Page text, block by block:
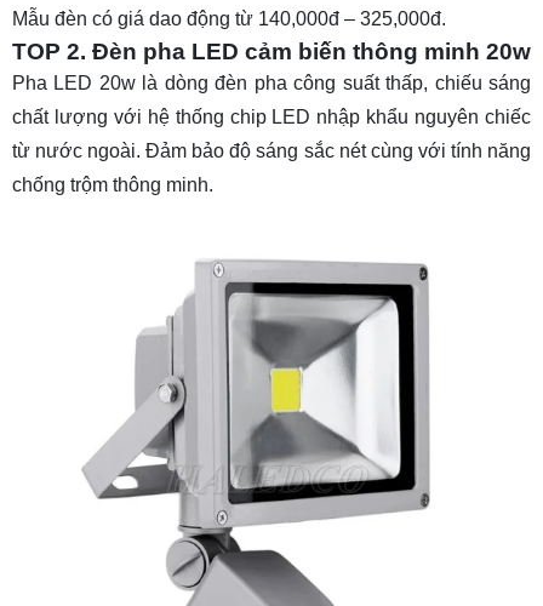
Mẫu đèn có giá dao động từ 140,000đ – 325,000đ.
TOP 2. Đèn pha LED cảm biến thông minh 20w
Pha LED 20wlà dòng đèn pha công suất thấp, chiếu sáng
chất lượng với hệ thống chip LED nhập khẩu nguyên chiếc
từ nước ngoài. Đảm bảo độ sáng sắc nét cùng với tính năng
chống trộm thông minh.